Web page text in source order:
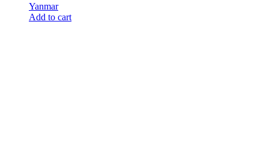
Yanmar
Add to cart